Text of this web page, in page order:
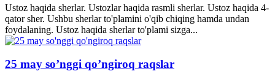
Ustoz haqida sherlar. Ustozlar haqida rasmli sherlar. Ustoz haqida 4-
qator sher. Ushbu sherlar to'plamini o'qib chiqing hamda undan
foydalaning. Ustoz haqida sherlar to'plami sizga...
25 may so’nggi qo’ngiroq raqslar